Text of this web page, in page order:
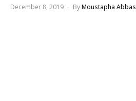
December 8, 2019 ByMoustapha Abbas